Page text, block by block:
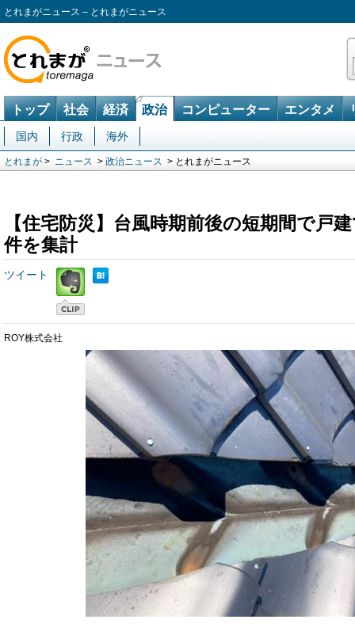
とれまがニュース – とれまがニュース
トップ 社会 経済 政治 コンピューター エンタメ
国内 行政 海外
とれまが > ニュース > 政治ニュース > とれまがニュース
【住宅防災】台風時期前後の短期間で戸
件を集計
ツイート
ROY株式会社